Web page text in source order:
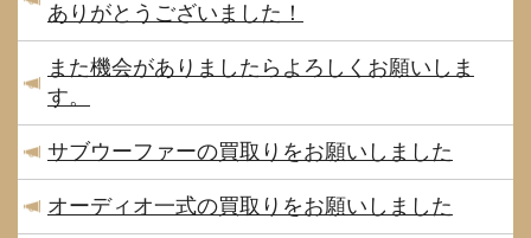
ありがとうございました！
また機会がありましたらよろしくお願いしま
す。
サブウーファーの買取りをお願いしました
オーディオ一式の買取りをお願いしました